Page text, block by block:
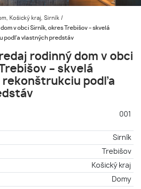
Košický kraj, Sirník /
v obci Sirník, okres Trebišov – skvelá
podľa vlastných predstáv
rodinný dom v obci
– skvelá
podľa
001
Sirník
Trebišov
Košický kraj
Domy